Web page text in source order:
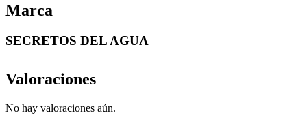
Marca
SECRETOS DEL AGUA
Valoraciones
No hay valoraciones aún.